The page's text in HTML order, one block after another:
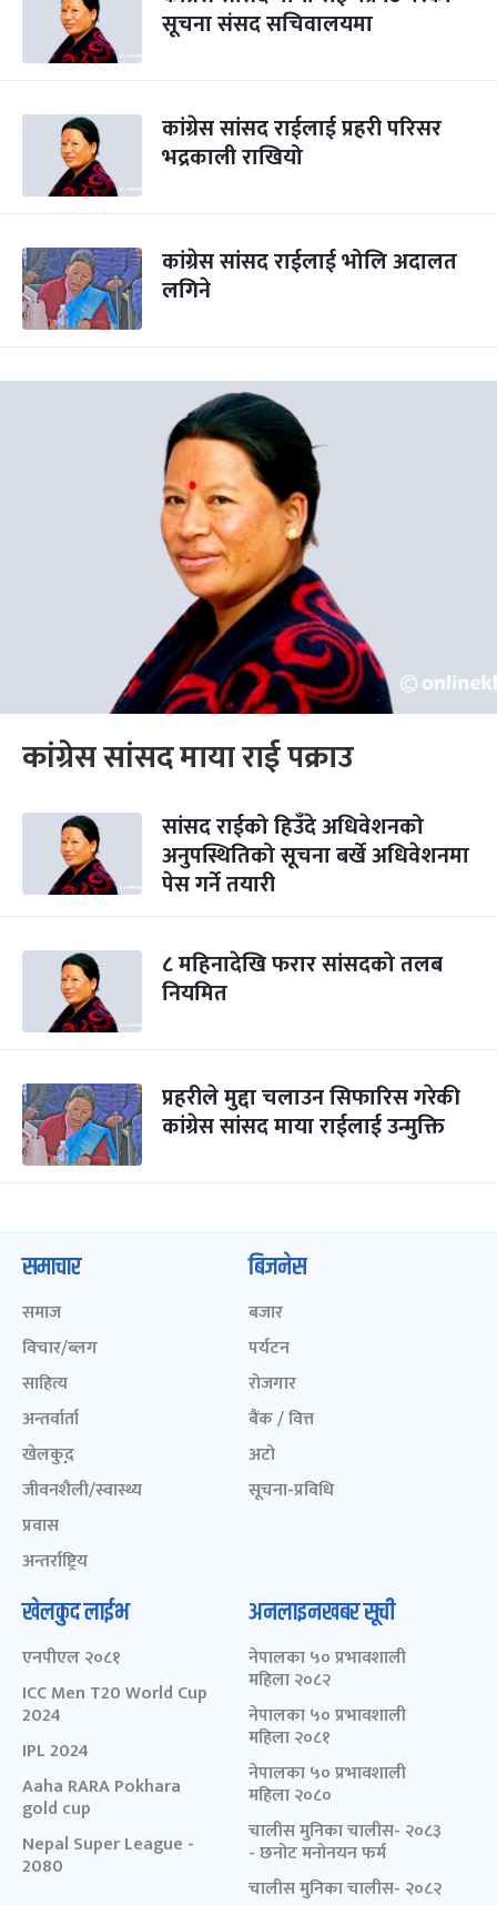
सूचना संसद सचिवालयमा
कांग्रेस सांसद राईलाई प्रहरी परिसर
भद्रकाली राखियो
कांग्रेस सांसद राईलाई भोलि अदालत
लगिने
कांग्रेस सांसद माया राई पक्राउ
सांसद राईको हिउँदे अधिवेशनको
अनुपस्थितिको सूचना बर्खे अधिवेशनमा
पेस गर्ने तयारी
८ महिनादेखि फरार सांसदको तलब
नियमित
प्रहरीले मुद्दा चलाउन सिफारिस गरेकी
कांग्रेस सांसद माया राईलाई उन्मुक्ति
समाचार
समाज
विचार/ब्लग
साहित्य
अन्तर्वार्ता
खेलकुद़़
जीवनशैली/स्वास्थ्य
प्रवास
अन्तर्राष्ट्रिय
बिजनेस
बजार
पर्यटन
रोजगार
बैंक / वित्त
अटो
सूचना-प्रविधि
खेलकुद लाईभ
एनपीएल २०८१
ICC Men T20 World Cup
2024
IPL 2024
Aaha RARA Pokhara
gold cup
Nepal Super League -
2080
अनलाइनखबर सूची
नेपालका ५० प्रभावशाली
महिला २०८२
नेपालका ५० प्रभावशाली
महिला २०८१
नेपालका ५० प्रभावशाली
महिला २०८०
चालीस मुनिका चालीस- २०८३
- छनोट मनोनयन फर्म
चालीस मुनिका चालीस- २०८२